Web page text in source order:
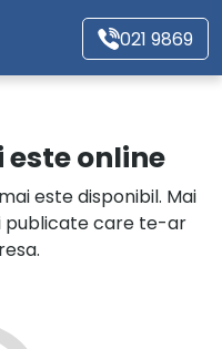
021 9869
online
este disponibil. Mai
publicate care te-ar